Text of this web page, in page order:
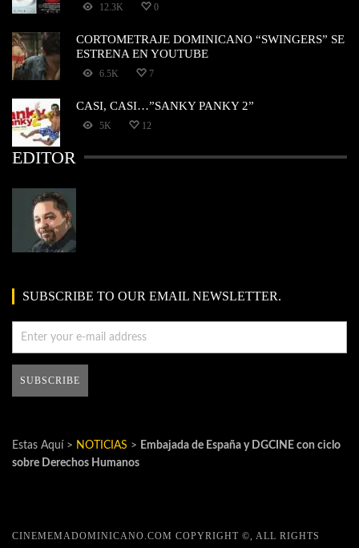
12.3K 0
CORTOMETRAJE DOMINICANO “SWINGERS” SE
ESTRENA EN YOUTUBE
6.5K 7
CASI, CASI…”SANKY PANKY 2”
5K 12
EDITOR
SUBSCRIBE TO OUR EMAIL NEWSLETTER.
Estas Aquí > NOTICIAS > Embajada de España y DGCINE con ciclo
sobre Derechos Humanos
CINEMEMADOMINICANO.COM COPYRIGHT ©, ALL RIGHTS